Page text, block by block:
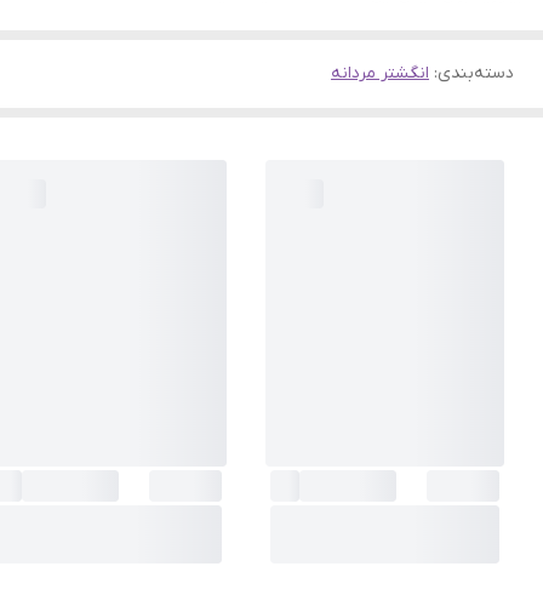
دسته‌بندی: انگشتر مردانه